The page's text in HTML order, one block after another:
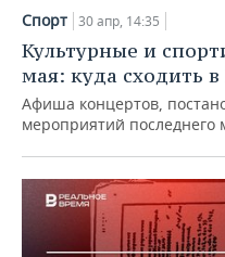
Спорт 30 апр, 14:35
Культурные и
мая: куда сходить
Афиша концертов,
мероприятий последнего